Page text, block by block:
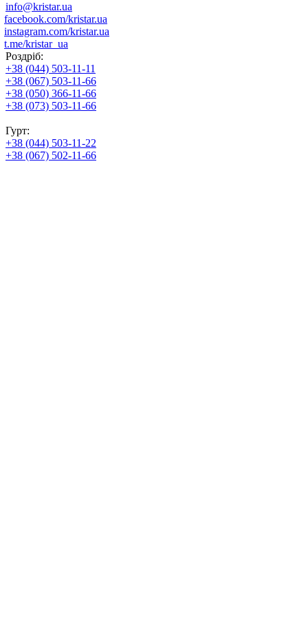
info@kristar.ua
facebook.com/kristar.ua
instagram.com/kristar.ua
t.me/kristar_ua
Роздріб:
+38 (044) 503-11-11
+38 (067) 503-11-66
+38 (050) 366-11-66
+38 (073) 503-11-66
Гурт:
+38 (044) 503-11-22
+38 (067) 502-11-66